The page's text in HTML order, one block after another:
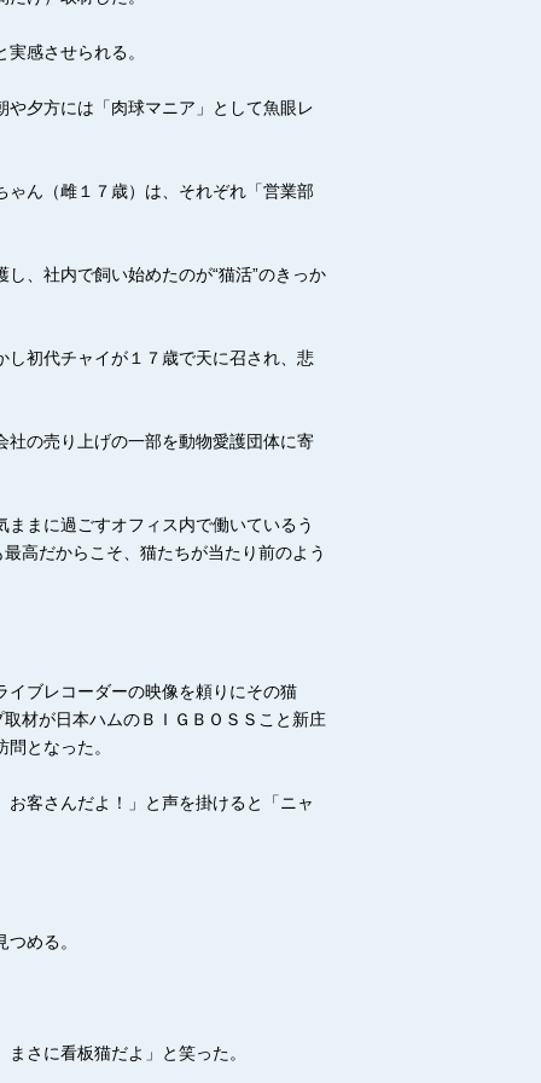
感させられる。
夕方には「肉球マニア」として魚眼レ
ん（雌１７歳）は、それぞれ「営業部
、社内で飼い始めたのが“猫活”のきっか
初代チャイが１７歳で天に召され、悲
社の売り上げの一部を動物愛護団体に寄
まに過ごすオフィス内で働いているう
高だからこそ、猫たちが当たり前のよう
ブレコーダーの映像を頼りにその猫
材が日本ハムのＢＩＧＢＯＳＳこと新庄
となった。
客さんだよ！」と声を掛けると「ニャ
める。
さに看板猫だよ」と笑った。